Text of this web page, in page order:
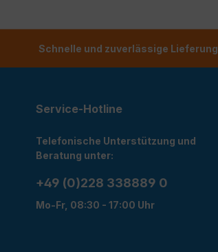
Schnelle und zuverlässige Lieferung
Service-Hotline
Telefonische Unterstützung und
Beratung unter:
+49 (0)228 338889 0
Mo-Fr, 08:30 - 17:00 Uhr